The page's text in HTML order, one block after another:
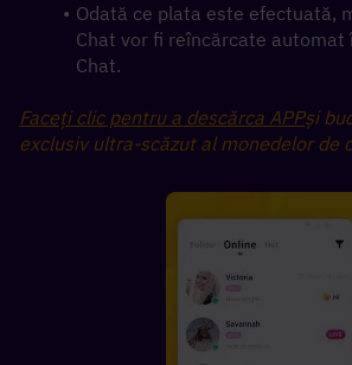
Odată ce plata este efectuată,
Chat vor fi reîncărcate automat
Chat.
Faceți clic pentru a descărca APPși
exclusiv ultra-scăzut al monedelor de